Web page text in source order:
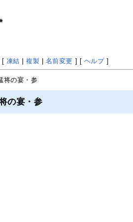
凍結 |複製 名前変更 ] [ ヘルプ]
将の宴・参
の宴・参